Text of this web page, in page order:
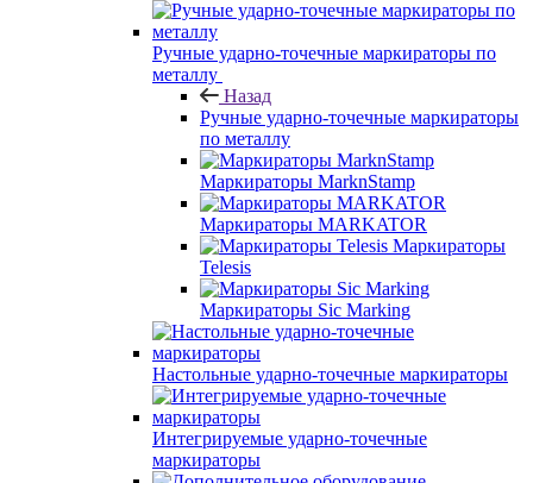
Ручные ударно-точечные маркираторы по
металлу
Назад
Ручные ударно-точечные маркираторы
по металлу
Маркираторы MarknStamp
Маркираторы MARKATOR
Маркираторы
Telesis
Маркираторы Sic Marking
Настольные ударно-точечные маркираторы
Интегрируемые ударно-точечные
маркираторы